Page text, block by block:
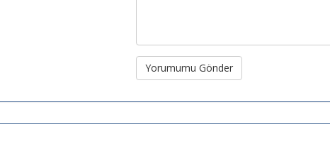
Yorumumu Gönder